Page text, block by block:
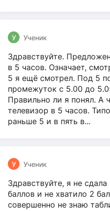
У Ученик
Здравствуйте.
в 5 часов. Означает,
5 я ещё смотрел. Под 5
промежуток с 5.00 до
Правильно ли я понял. А
телевизор в 5 часов.
раньше 5 и в пять в...
У Ученик
Здравствуйте, я не
баллов и не хватило 2
совершенно не знаю